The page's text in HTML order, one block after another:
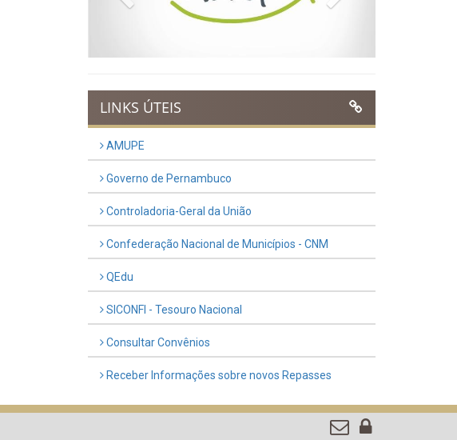
LINKS ÚTEIS
AMUPE
Governo de Pernambuco
Controladoria-Geral da União
Confederação Nacional de Municípios - CNM
QEdu
SICONFI - Tesouro Nacional
Consultar Convênios
Receber Informações sobre novos Repasses